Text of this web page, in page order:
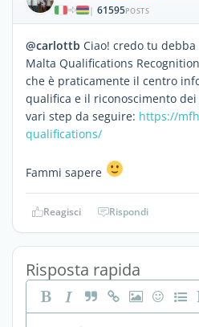
| 61595POSTS
@carlottb Ciao! credo tu
Malta Qualifications
che è praticamente il centro
qualifica e il riconoscimento
vari step da seguire: https://
qualifications/
Fammi sapere
Reagisci Rispondi
Risposta rapida